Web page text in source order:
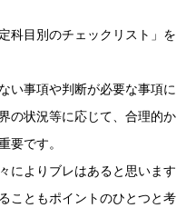
科目別のチェックリスト」を
い事項や判断が必要な事項に
の状況等に応じて、合理的か
要です。
によりブレはあると思います
こともポイントのひとつと考